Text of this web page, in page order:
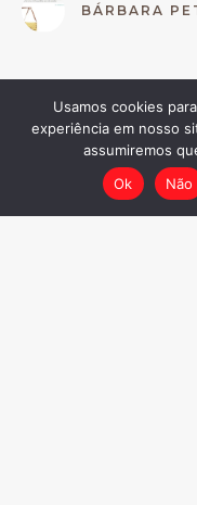
BÁRBARA
"Recebi a bolsa!!!!
Linda!!!! Muito
FÁTIMA
Usamos cookies
experiência em nosso
assumiremos
Ok
Não